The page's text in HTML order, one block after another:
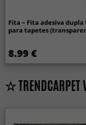
Fita – Fita adesiva dupla
para tapetes
8.99 €
☆